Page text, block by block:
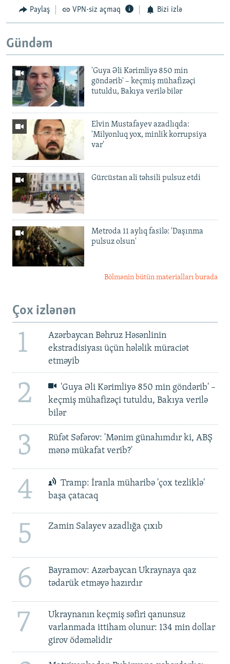
Paylaş VPN-siz açmaq Bizi izlə
Gündəm
'Guya Əli Kərimliyə 850 min
göndərib' – keçmiş mühafizəçi
tutuldu, Bakıya verilə bilər
Elvin Mustafayev azadlıqda:
'Milyonluq yox, minlik korrupsiya
var'
Gürcüstan ali təhsili pulsuz etdi
Metroda 11 aylıq fasilə: 'Daşınma
pulsuz olsun'
Bölmənin bütün materialları burada
Çox izlənən
1
Azərbaycan Bəhruz Həsənlinin
ekstradisiyası üçün hələlik müraciət
etməyib
2
'Guya Əli Kərimliyə 850 min göndərib' –
keçmiş mühafizəçi tutuldu, Bakıya verilə
bilər
3
Rüfət Səfərov: 'Mənim günahımdır ki, ABŞ
mənə mükafat verib?'
4
Tramp: İranla müharibə 'çox tezliklə'
başa çatacaq
5 Zamin Salayev azadlığa çıxıb
6
Bayramov: Azərbaycan Ukraynaya qaz
tədarük etməyə hazırdır
7
Ukraynanın keçmiş səfiri qanunsuz
varlanmada ittiham olunur: 134 min dollar
girov ödəməlidir